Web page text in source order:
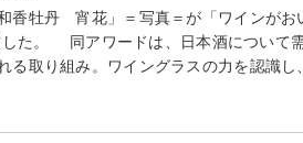
香牡丹 宵花」＝写真＝が「ワインがお
た。 同アワードは、日本酒について
る取り組み。ワイングラスの力を認識し